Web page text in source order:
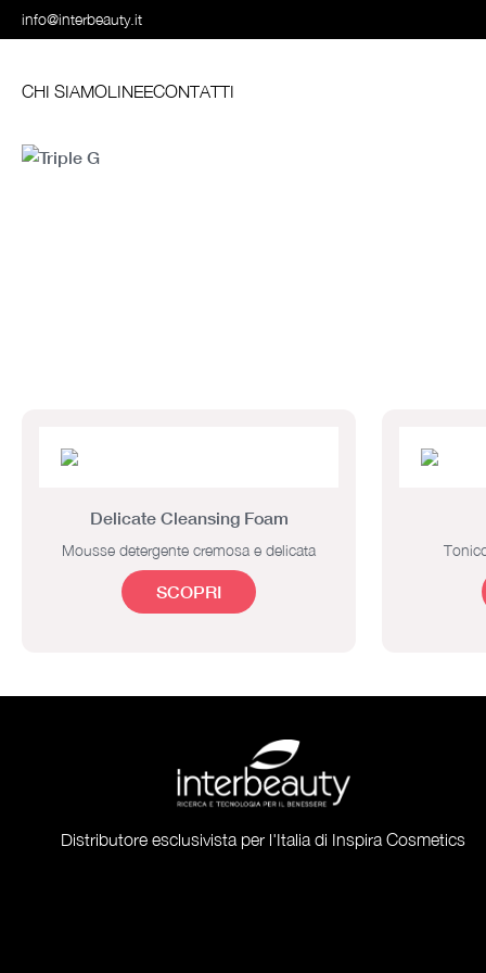
info@interbeauty.it
CHI SIAMOLINEECONTATTI
Delicate Cleansing Foam
Mousse detergente cremosa e delicata
SCOPRI
Distributore esclusivista per l'Italia di Inspira Cosmetics